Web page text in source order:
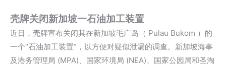
壳牌关闭新加坡一石油加工装置
近日，壳牌宣布关闭其在新加坡毛广岛 （ Pulau Bukom ）的
一个“石油加工装置”，以方便对疑似泄漏的调查。新加坡海事
及港务管理局 (MPA)、国家环境局 (NEA)、国家公园局和圣淘